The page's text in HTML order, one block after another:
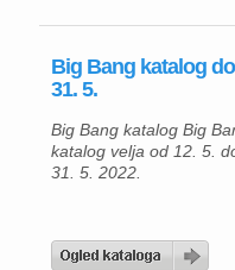
Big Bang katalog do
31. 5.
Big Bang katalog Big
katalog velja od 12. 5.
31. 5. 2022.